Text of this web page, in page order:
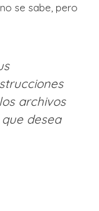
se sabe, pero
archivos
desea